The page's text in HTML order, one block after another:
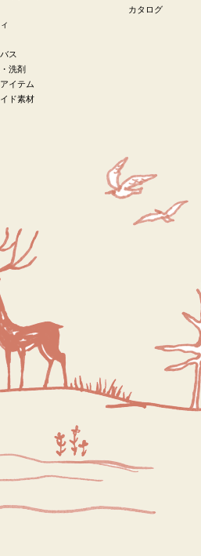
ス
洗剤
イテム
ド素材
カタログ